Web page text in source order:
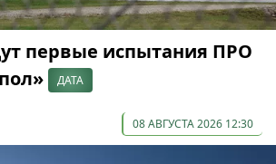
первые испытания ПРО
ДАТА
08 АВГУСТА 2026 12:30